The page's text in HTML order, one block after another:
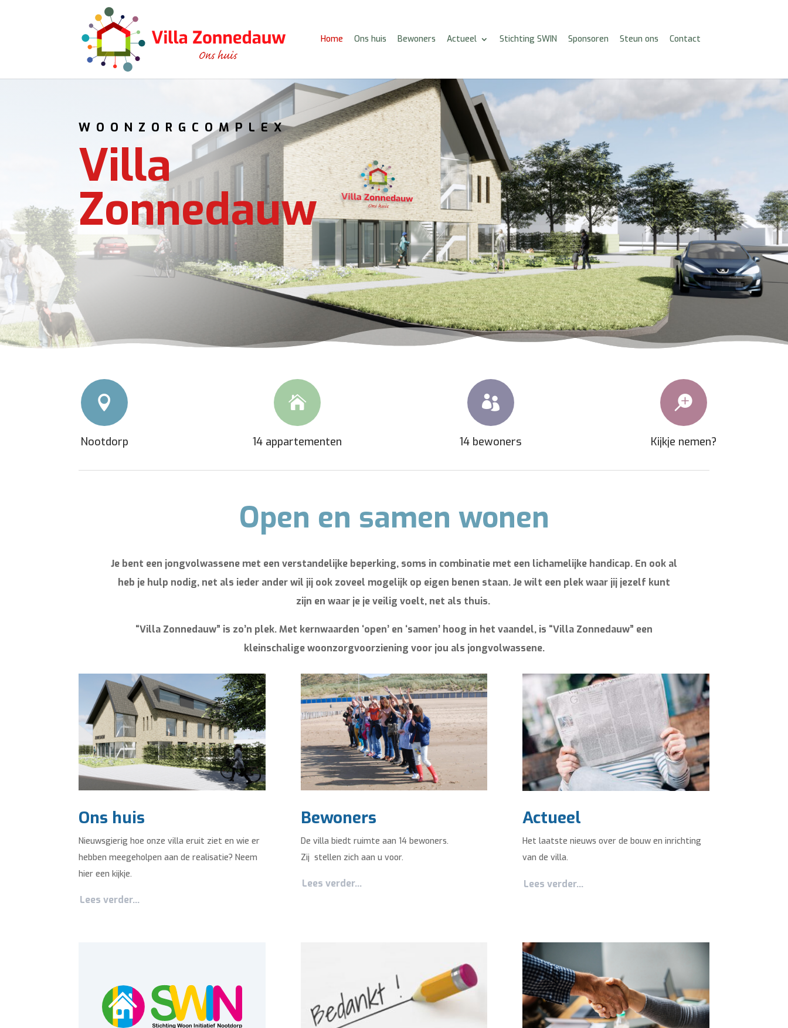
Home Ons huis Bewoners Actueel Stichting SWIN Sponsoren Steun ons Contact
WOONZORGCOMPLEX
Villa
Zonnedauw

Nootdorp

14 appartementen

14 bewoners

Kijkje nemen?
Open en samen wonen
Je bent een jongvolwassene met een verstandelijke beperking, soms in combinatie met een lichamelijke handicap. En ook al
heb je hulp nodig, net als ieder ander wil jij ook zoveel mogelijk op eigen benen staan. Je wilt een plek waar jij jezelf kunt
zijn en waar je je veilig voelt, net als thuis.
“Villa Zonnedauw” is zo’n plek. Met kernwaarden ‘open’ en ‘samen’ hoog in het vaandel, is “Villa Zonnedauw” een
kleinschalige woonzorgvoorziening voor jou als jongvolwassene.
Ons huis
Nieuwsgierig hoe onze villa eruit ziet en wie er
hebben meegeholpen aan de realisatie? Neem
hier een kijkje.
Lees verder...
Bewoners
De villa biedt ruimte aan 14 bewoners.
Zij stellen zich aan u voor.
Lees verder...
Actueel
Het laatste nieuws over de bouw en inrichting
van de villa.
Lees verder...